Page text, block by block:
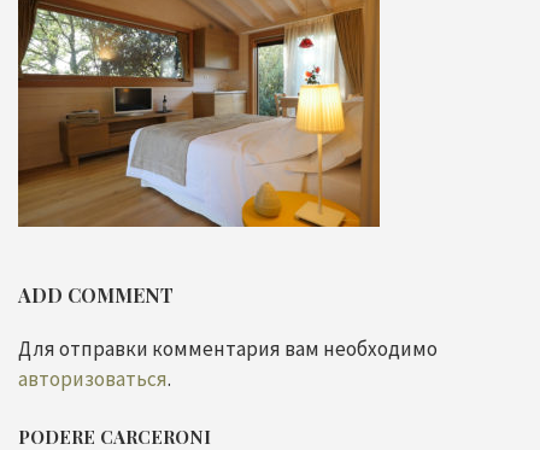
ADD COMMENT
Для отправки комментария вам необходимо
авторизоваться.
PODERE CARCERONI